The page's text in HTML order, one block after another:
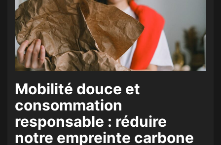
Mobilité douce et
consommation
responsable : réduire
notre empreinte carbone